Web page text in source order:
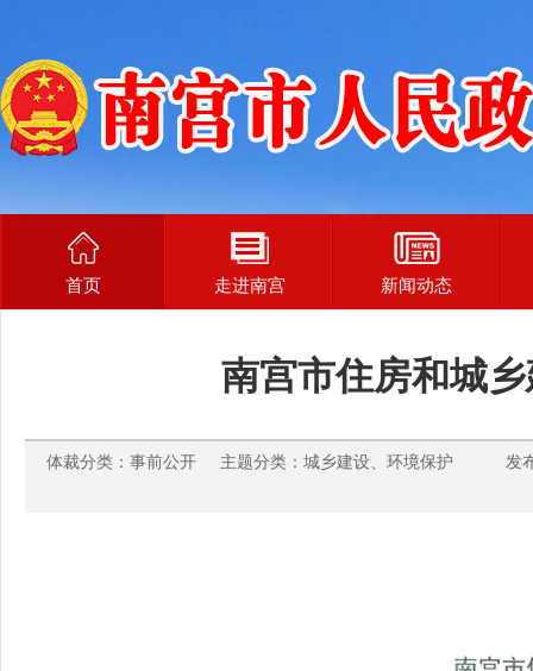
首页 走进南宫 新闻动态
南宫市住房和城
体裁分类：事前公开 主题分类：城乡建设、环境保护 发